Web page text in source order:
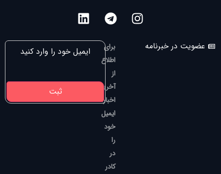
عضویت در خبرنامه
اطلاع
آخرین
اخبار،
ایمیل